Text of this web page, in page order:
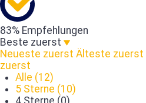
83% Empfehlungen
Beste zuerst
Neueste zuerst Älteste zuerst
zuerst
Alle (12)
5 Sterne (10)
4 Sterne (0)